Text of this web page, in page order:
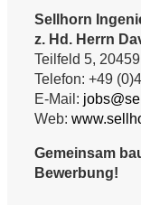
Sellhorn
z. Hd. Herrn
Teilfeld 5,
Telefon: +49
E-Mail:
Web:
Gemeinsam
Bewerbung!